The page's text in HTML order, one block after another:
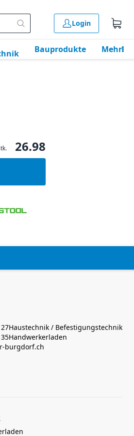
Login
Bauprodukte Mehr
26.98
Haustechnik / Befestigungstechnik
Handwerkerladen
burgdorf.ch